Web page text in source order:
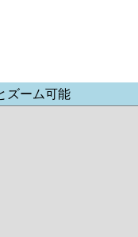
ズーム可能